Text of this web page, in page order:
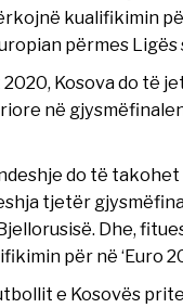
kualifikimin
përmes Ligës
Kosova do të
në
do të takohet
tjetër
Dhe,
për në ‘Euro
e Kosovës